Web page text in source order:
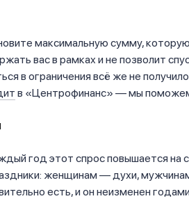
максимальную сумму,
вас в рамках и не позволит
в ограничения всё же не
в «Центрофинанс» — мы
год этот спрос повышается на
женщинам — духи,
есть, и он неизменен